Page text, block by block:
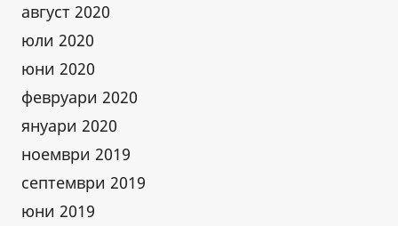
август 2020
юли 2020
юни 2020
февруари 2020
януари 2020
ноември 2019
септември 2019
юни 2019